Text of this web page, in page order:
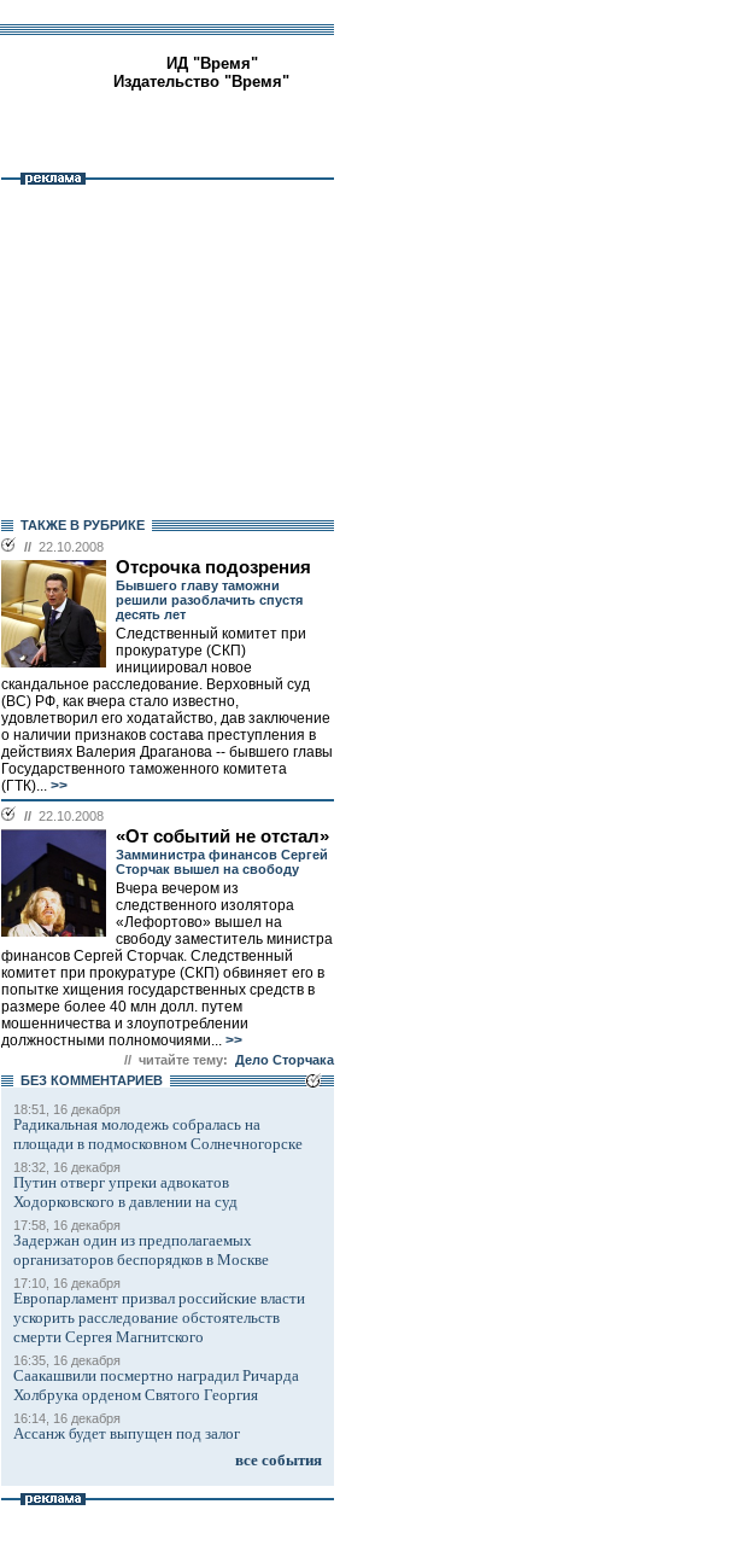
ИД "Время"
Издательство "Время"
ТАКЖЕ В РУБРИКЕ
// 22.10.2008
Отсрочка подозрения
Бывшего главу таможни
решили разоблачить спустя
десять лет
Следственный комитет при
прокуратуре (СКП)
инициировал новое
скандальное расследование. Верховный суд
(ВС) РФ, как вчера стало известно,
удовлетворил его ходатайство, дав заключение
о наличии признаков состава преступления в
действиях Валерия Драганова -- бывшего главы
Государственного таможенного комитета
(ГТК)... >>
// 22.10.2008
«От событий не отстал»
Замминистра финансов Сергей
Сторчак вышел на свободу
Вчера вечером из
следственного изолятора
«Лефортово» вышел на
свободу заместитель министра
финансов Сергей Сторчак. Следственный
комитет при прокуратуре (СКП) обвиняет его в
попытке хищения государственных средств в
размере более 40 млн долл. путем
мошенничества и злоупотреблении
должностными полномочиями... >>
// читайте тему: Дело Сторчака
БЕЗ КОМMЕНТАРИЕВ
18:51, 16 декабря
Радикальная молодежь собралась на
площади в подмосковном Солнечногорске
18:32, 16 декабря
Путин отверг упреки адвокатов
Ходорковского в давлении на суд
17:58, 16 декабря
Задержан один из предполагаемых
организаторов беспорядков в Москве
17:10, 16 декабря
Европарламент призвал российские власти
ускорить расследование обстоятельств
смерти Сергея Магнитского
16:35, 16 декабря
Саакашвили посмертно наградил Ричарда
Холбрука орденом Святого Георгия
16:14, 16 декабря
Ассанж будет выпущен под залог
все события